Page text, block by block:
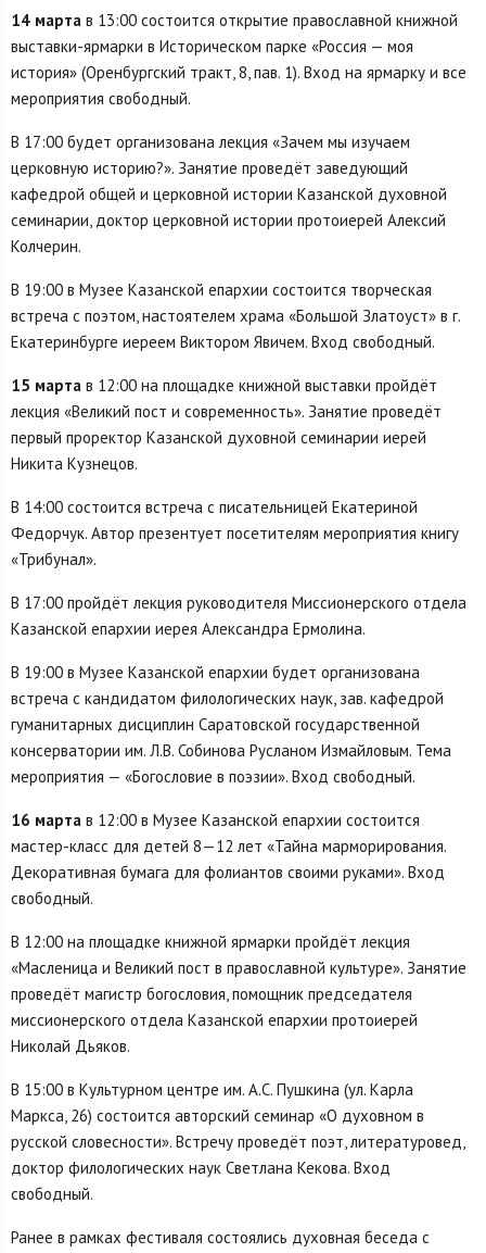
14 марта в 13:00 состоится открытие православной книжной
выставки-ярмарки в Историческом парке «Россия — моя
история» (Оренбургский тракт, 8, пав. 1). Вход на ярмарку и все
мероприятия свободный.
В 17:00 будет организована лекция «Зачем мы изучаем
церковную историю?». Занятие проведёт заведующий
кафедрой общей и церковной истории Казанской духовной
семинарии, доктор церковной истории протоиерей Алексий
Колчерин.
В 19:00 в Музее Казанской епархии состоится творческая
встреча с поэтом, настоятелем храма «Большой Златоуст» в г.
Екатеринбурге иереем Виктором Явичем. Вход свободный.
15 марта в 12:00 на площадке книжной выставки пройдёт
лекция «Великий пост и современность». Занятие проведёт
первый проректор Казанской духовной семинарии иерей
Никита Кузнецов.
В 14:00 состоится встреча с писательницей Екатериной
Федорчук. Автор презентует посетителям мероприятия книгу
«Трибунал».
В 17:00 пройдёт лекция руководителя Миссионерского отдела
Казанской епархии иерея Александра Ермолина.
В 19:00 в Музее Казанской епархии будет организована
встреча с кандидатом филологических наук, зав. кафедрой
гуманитарных дисциплин Саратовской государственной
консерватории им. Л.В. Собинова Русланом Измайловым. Тема
мероприятия — «Богословие в поэзии». Вход свободный.
16 марта в 12:00 в Музее Казанской епархии состоится
мастер-класс для детей 8—12 лет «Тайна марморирования.
Декоративная бумага для фолиантов своими руками». Вход
свободный.
В 12:00 на площадке книжной ярмарки пройдёт лекция
«Масленица и Великий пост в православной культуре». Занятие
проведёт магистр богословия, помощник председателя
миссионерского отдела Казанской епархии протоиерей
Николай Дьяков.
В 15:00 в Культурном центре им. А.С. Пушкина (ул. Карла
Маркса, 26) состоится авторский семинар «О духовном в
русской словесности». Встречу проведёт поэт, литературовед,
доктор филологических наук Светлана Кекова. Вход
свободный.
Ранее в рамках фестиваля состоялись духовная беседа с